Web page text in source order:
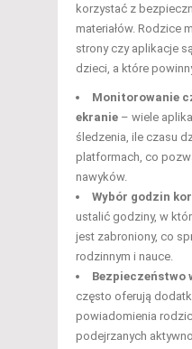
korzystać z
materiałów. Rodzice
strony czy aplikacje
dzieci, a które
Monitorowanie
ekranie – wiele
śledzenia, ile czasu
platformach, co
nawyków.
Wybór godzin
ustalić godziny, w
jest zabroniony, co
rodzinnym i nauce.
Bezpieczeństwo
często oferują
powiadomienia
podejrzanych